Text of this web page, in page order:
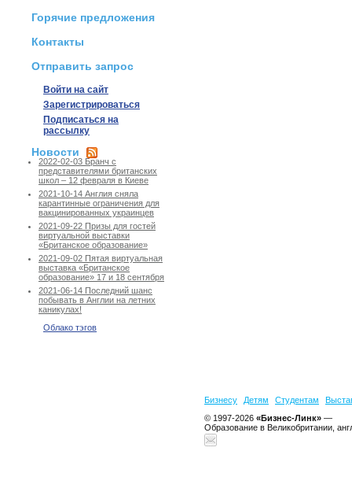
Горячие предложения
Контакты
Отправить запрос
Войти на сайт
Зарегистрироваться
Подписаться на
рассылку
Новости
2022-02-03 Бранч с
представителями британских
школ – 12 февраля в Киеве
2021-10-14 Англия сняла
карантинные ограничения для
вакцинированных украинцев
2021-09-22 Призы для гостей
виртуальной выставки
«Британское образование»
2021-09-02 Пятая виртуальная
выставка «Британское
образование» 17 и 18 сентября
2021-06-14 Последний шанс
побывать в Англии на летних
каникулах!
Облако тэгов
Бизнесу Детям Студентам
© 1997-2026 «Бизнес-Линк» —
Образование в Великобритании,